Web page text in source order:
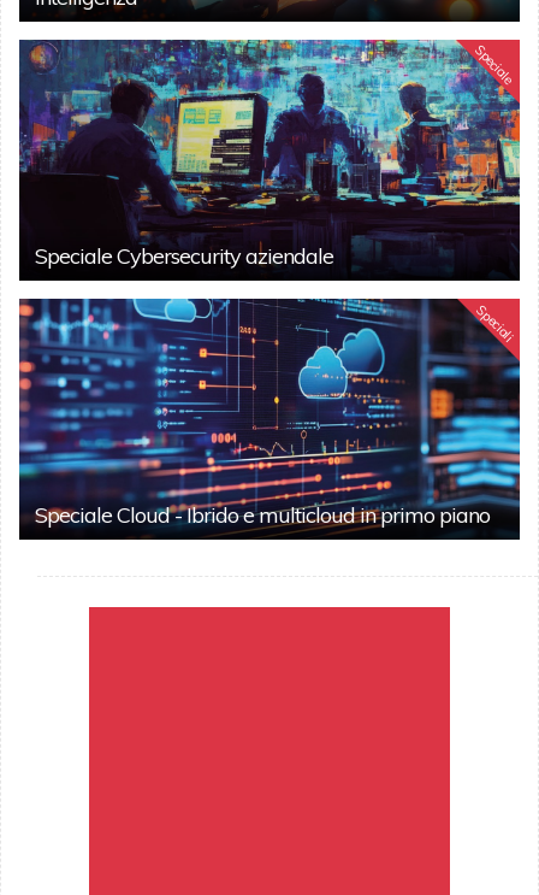
Speciale
Speciale Cybersecurity aziendale
Speciali
Speciale Cloud - Ibrido e multicloud in primo piano